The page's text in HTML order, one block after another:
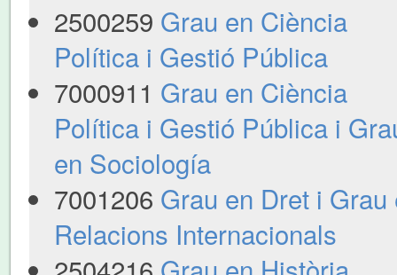
2500259 Grau en Ciència
Política i Gestió Pública
7000911 Grau en Ciència
Política i Gestió Pública i
en Sociología
7001206 Grau en Dret i Grau
Relacions Internacionals